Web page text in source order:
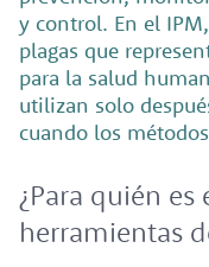
y control. En el
plagas que
para la salud
utilizan solo
cuando los
¿Para quién es
herramientas